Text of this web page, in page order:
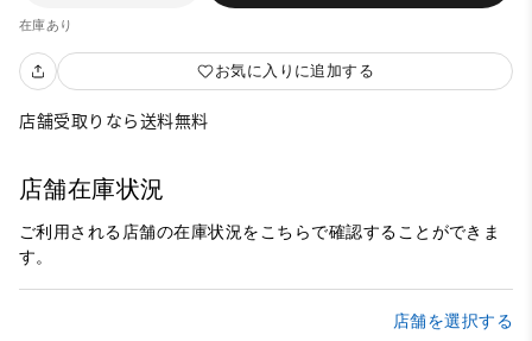
在庫あり
お気に入りに追加する
店舗受取りなら送料無料
店舗在庫状況
ご利用される店舗の在庫状況をこちらで確認することができま
す。
店舗を選択する